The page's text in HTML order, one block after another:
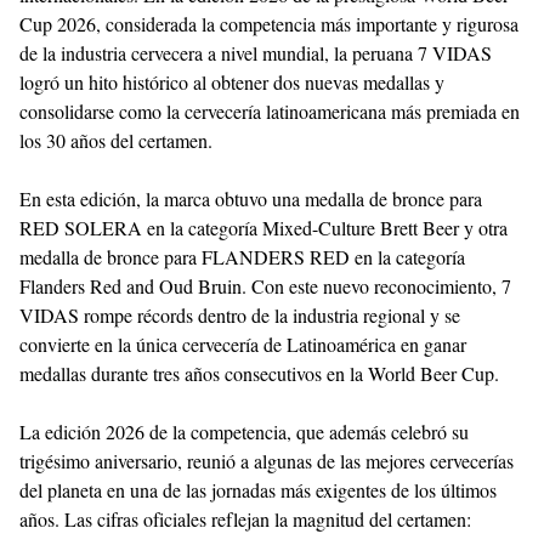
Cup 2026, considerada la competencia más importante y rigurosa
de la industria cervecera a nivel mundial, la peruana 7 VIDAS
logró un hito histórico al obtener dos nuevas medallas y
consolidarse como la cervecería latinoamericana más premiada en
los 30 años del certamen.
En esta edición, la marca obtuvo una medalla de bronce para
RED SOLERA en la categoría Mixed-Culture Brett Beer y otra
medalla de bronce para FLANDERS RED en la categoría
Flanders Red and Oud Bruin. Con este nuevo reconocimiento, 7
VIDAS rompe récords dentro de la industria regional y se
convierte en la única cervecería de Latinoamérica en ganar
medallas durante tres años consecutivos en la World Beer Cup.
La edición 2026 de la competencia, que además celebró su
trigésimo aniversario, reunió a algunas de las mejores cervecerías
del planeta en una de las jornadas más exigentes de los últimos
años. Las cifras oficiales reflejan la magnitud del certamen: